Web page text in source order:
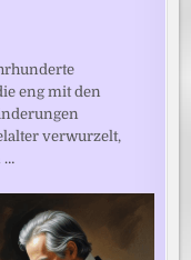
eng mit den
verwurzelt,
…